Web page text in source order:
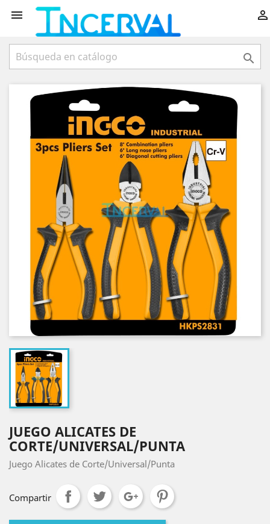
 

JUEGO ALICATES DE
CORTE/UNIVERSAL/PUNTA
Juego Alicates de Corte/Universal/Punta
Compartir